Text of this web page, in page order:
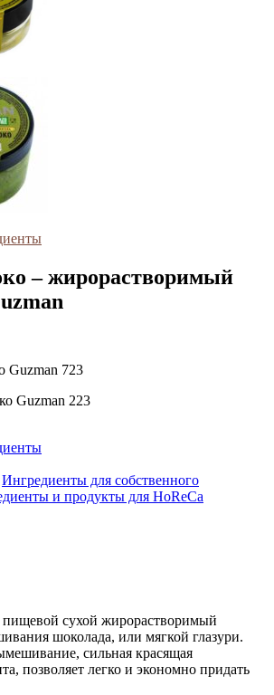
– жирорастворимый
Guzman 723
Guzman 223
Ингредиенты для собственного
и продукты для HoReCa
сухой жирорастворимый
шоколада, или мягкой глазури.
сильная красящая
позволяет легко и экономно придать